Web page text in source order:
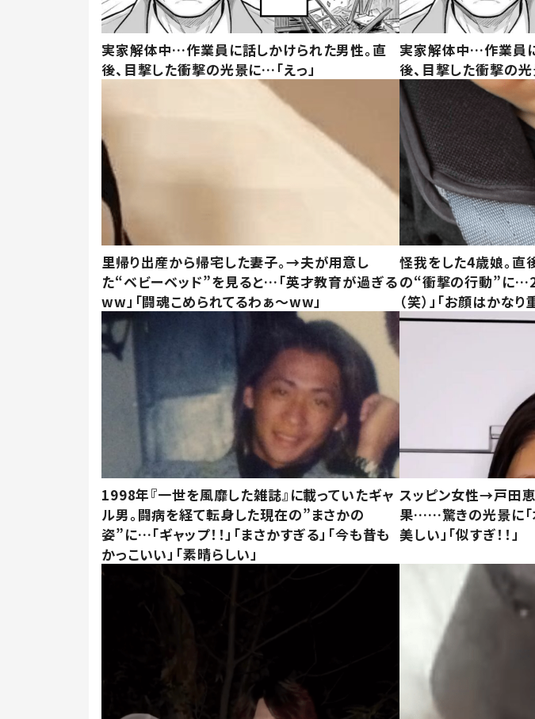
実家解体中…作業員に話しかけられた男性。直
後、目撃した衝撃の光景に…「えっ」
実家解体中…作業員
後、目撃した衝撃の光
里帰り出産から帰宅した妻子。→夫が用意し
た“ベビーベッド”を見ると…「英才教育が過ぎる
ww」「闘魂こめられてるわぁ～ww」
怪我をした4歳娘。直
の“衝撃の行動”に
（笑）」「お顔はかな
1998年『一世を風靡した雑誌』に載っていたギャ
ル男。闘病を経て転身した現在の”まさかの
姿”に…「ギャップ！！」「まさかすぎる」「今も昔も
かっこいい」「素晴らしい」
スッピン女性→戸田
果……驚きの光景に「
美しい」「似すぎ！！」